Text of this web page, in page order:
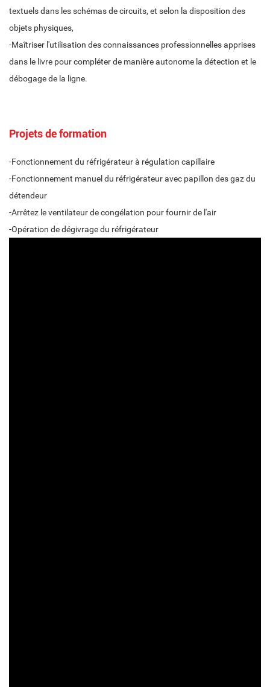
textuels dans les schémas de circuits, et selon la disposition des
objets physiques,
-Maîtriser l'utilisation des connaissances professionnelles apprises
dans le livre pour compléter de manière autonome la détection et le
débogage de la ligne.
Projets de formation
-Fonctionnement du réfrigérateur à régulation capillaire
-Fonctionnement manuel du réfrigérateur avec papillon des gaz du
détendeur
-Arrêtez le ventilateur de congélation pour fournir de l'air
-Opération de dégivrage du réfrigérateur